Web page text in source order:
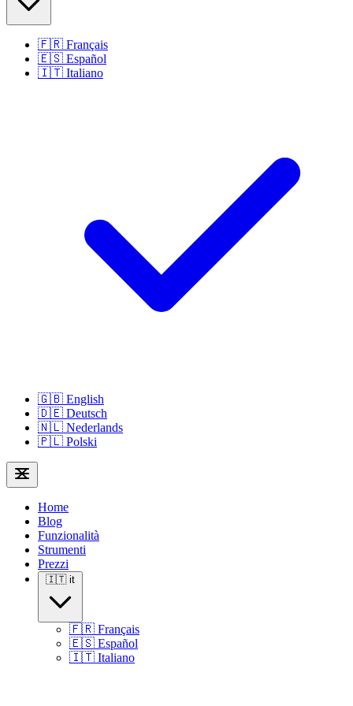
🇫🇷 Français
🇪🇸 Español
🇮🇹 Italiano
🇬🇧 English
🇩🇪 Deutsch
🇳🇱 Nederlands
🇵🇱 Polski
Home
Blog
Funzionalità
Strumenti
Prezzi
🇮🇹 it
🇫🇷 Français
🇪🇸 Español
🇮🇹 Italiano